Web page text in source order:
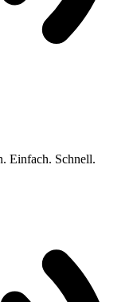
Einfach. Schnell.